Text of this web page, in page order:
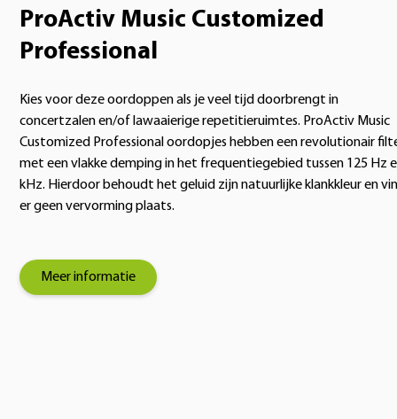
ProActiv Music Customized
Professional
Kies voor deze oordoppen als je veel tijd doorbrengt in
concertzalen en/of lawaaierige repetitieruimtes. ProActiv Music
Customized Professional oordopjes hebben een revolutionair
met een vlakke demping in het frequentiegebied tussen 125 Hz
kHz. Hierdoor behoudt het geluid zijn natuurlijke klankkleur en
er geen vervorming plaats.
Meer informatie